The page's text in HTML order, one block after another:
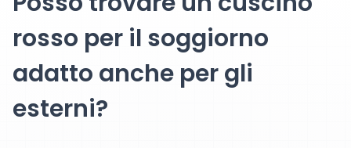
rosso per il soggiorno
adatto anche per gli
esterni?